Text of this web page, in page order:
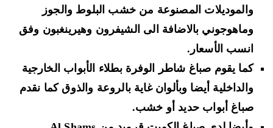
والموديلات المصنوعة من خشب البلوط والجوز
وماهوجوني بالاضافة الى الشيفرون وهيرينغبون وفق
انسب الأسعار.
كما يقوم صباغ شاطر الوفرة بطلاء الأبواب الخارجية
والداخلية أيضا وبألوان غاية بالروعة والذوق كما نقدم
صباغ أبواب حديد أو خشب.